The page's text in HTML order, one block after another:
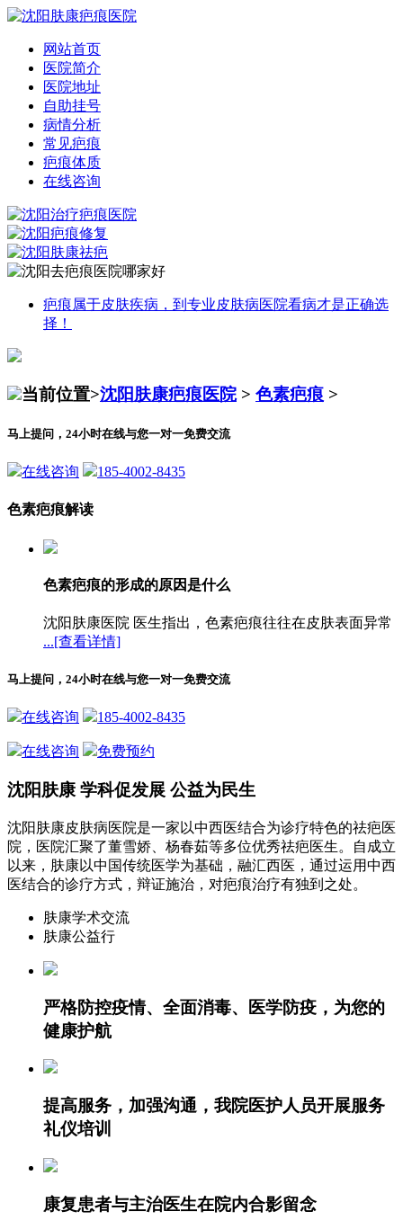
网站首页
医院简介
医院地址
自助挂号
病情分析
常见疤痕
疤痕体质
在线咨询
疤痕属于皮肤疾病，到专业皮肤病医院看病才是正确选
择！
当前位置>沈阳肤康疤痕医院> 色素疤痕 >
马上提问，24小时在线与您一对一免费交流
在线咨询 185-4002-8435
色素疤痕解读
色素疤痕的形成的原因是什么
沈阳肤康医院 医生指出，色素疤痕往往在皮肤表面异常
...[查看详情]
马上提问，24小时在线与您一对一免费交流
在线咨询 185-4002-8435
在线咨询 免费预约
沈阳肤康 学科促发展 公益为民生
沈阳肤康皮肤病医院是一家以中西医结合为诊疗特色的祛疤医
院，医院汇聚了董雪娇、杨春茹等多位优秀祛疤医生。自成立
以来，肤康以中国传统医学为基础，融汇西医，通过运用中西
医结合的诊疗方式，辩证施治，对疤痕治疗有独到之处。
肤康学术交流
肤康公益行
严格防控疫情、全面消毒、医学防疫，为您的
健康护航
提高服务，加强沟通，我院医护人员开展服务
礼仪培训
康复患者与主治医生在院内合影留念